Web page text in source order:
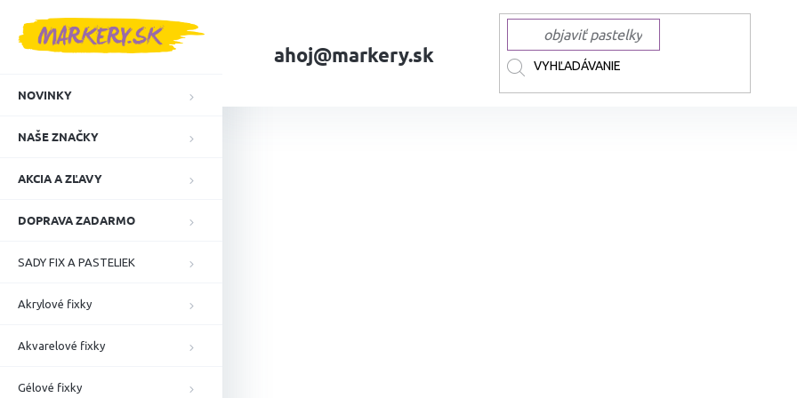
ahoj@markery.sk
NOVINKY
NAŠE ZNAČKY
AKCIA A ZĽAVY
DOPRAVA ZADARMO
SADY FIX A PASTELIEK
Akrylové fixky
Akvarelové fixky
Gélové fixky